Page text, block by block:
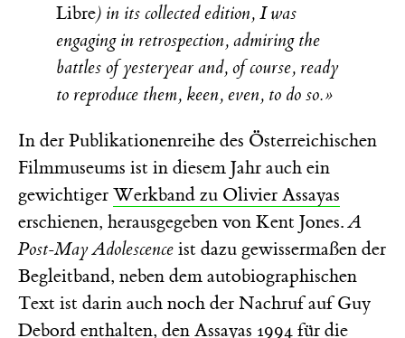
Libre) in its collected edition, I was
engaging in retrospection, admiring the
battles of yesteryear and, of course, ready
to reproduce them, keen, even, to do so.»
In der Publikationenreihe des Österreichischen
Filmmuseums ist in diesem Jahr auch ein
gewichtiger Werkband zu Olivier Assayas
erschienen, herausgegeben von Kent Jones.A
Post-May Adolescence ist dazu gewissermaßen der
Begleitband, neben dem autobiographischen
Text ist darin auch noch der Nachruf auf Guy
Debord enthalten, den Assayas 1994 für die